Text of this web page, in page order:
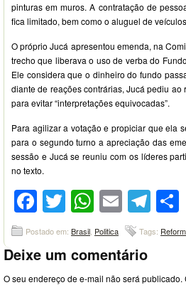
pinturas em muros. A contratação de
fica limitado, bem como o aluguel de
O próprio Jucá apresentou emenda, na
trecho que liberava o uso de verba do
Ele considera que o dinheiro do fundo
diante de reações contrárias, Jucá pediu
para evitar “interpretações equivocadas”.
Para agilizar a votação e propiciar que ela
para o segundo turno a apreciação das
sessão e Jucá se reuniu com os líderes
no texto.
Facebook
Twitter
WhatsApp
Email
Postado em: Brasil Politica Tags:
Deixe um comentário
O seu endereço de e-mail não será publicado.